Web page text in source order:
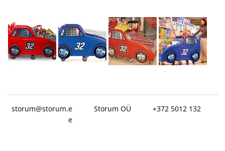
storum@storum.e
e
Storum OÜ +372 5012 132